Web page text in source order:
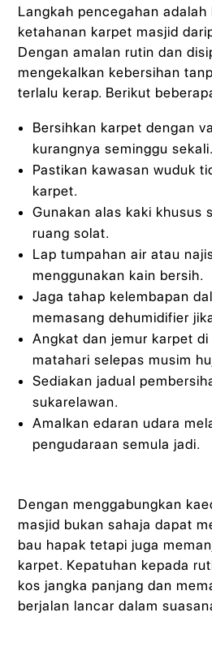
Langkah pencegahan adalah
ketahanan karpet masjid
Dengan amalan rutin dan
mengekalkan kebersihan
terlalu kerap. Berikut
Bersihkan karpet dengan
kurangnya seminggu sekali.
Pastikan kawasan wuduk
karpet.
Gunakan alas kaki khusus
ruang solat.
Lap tumpahan air atau
menggunakan kain bersih.
Jaga tahap kelembapan
memasang dehumidifier
Angkat dan jemur karpet
matahari selepas musim
Sediakan jadual
sukarelawan.
Amalkan edaran udara
pengudaraan semula jadi.
Dengan menggabungkan
masjid bukan sahaja dapat
bau hapak tetapi juga
karpet. Kepatuhan kepada
kos jangka panjang dan
berjalan lancar dalam